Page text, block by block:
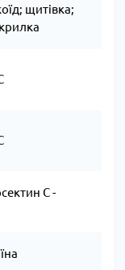
щитівка;
С -